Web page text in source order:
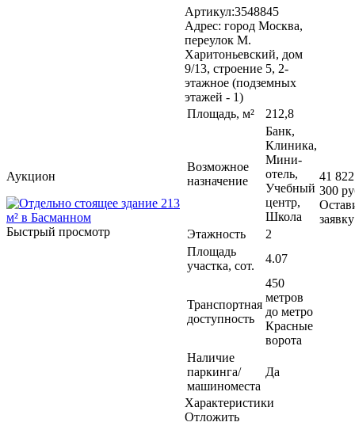
Аукцион
Быстрый просмотр
Артикул:3548845
Адрес: город Москва,
переулок М.
Харитоньевский, дом
9/13, строение 5, 2-
этажное (подземных
этажей - 1)
Площадь, м²
212,8
Возможное
назначение
Банк,
Клиника,
Мини-
отель,
Учебный
центр,
Школа
Этажность
2
Площадь
участка, сот.
4.07
Транспортная
доступность
450
метров
до метро
Красные
ворота
Наличие
паркинга/
машиноместа
Да
Характеристики
Отложить
41 822
300
заявку